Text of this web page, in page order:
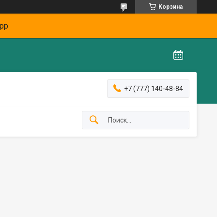
Корзина
+7 (777) 140-48-84